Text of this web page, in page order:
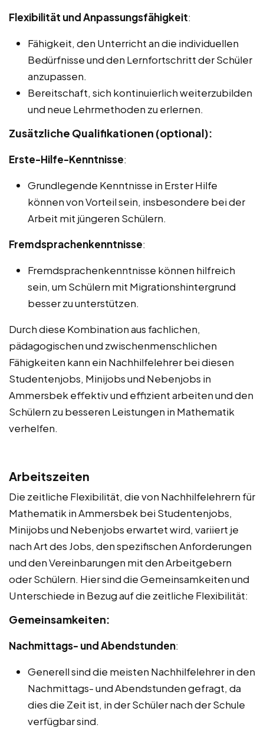
Flexibilität und Anpassungsfähigkeit:
Fähigkeit, den Unterricht an die individuellen
Bedürfnisse und den Lernfortschritt der Schüler
anzupassen.
Bereitschaft, sich kontinuierlich weiterzubilden
und neue Lehrmethoden zu erlernen.
Zusätzliche Qualifikationen (optional):
Erste-Hilfe-Kenntnisse:
Grundlegende Kenntnisse in Erster Hilfe
können von Vorteil sein, insbesondere bei der
Arbeit mit jüngeren Schülern.
Fremdsprachenkenntnisse:
Fremdsprachenkenntnisse können hilfreich
sein, um Schülern mit Migrationshintergrund
besser zu unterstützen.
Durch diese Kombination aus fachlichen,
pädagogischen und zwischenmenschlichen
Fähigkeiten kann ein Nachhilfelehrer bei diesen
Studentenjobs, Minijobs und Nebenjobs in
Ammersbek effektiv und effizient arbeiten und den
Schülern zu besseren Leistungen in Mathematik
verhelfen.
Arbeitszeiten
Die zeitliche Flexibilität, die von Nachhilfelehrern für
Mathematik in Ammersbek bei Studentenjobs,
Minijobs und Nebenjobs erwartet wird, variiert je
nach Art des Jobs, den spezifischen Anforderungen
und den Vereinbarungen mit den Arbeitgebern
oder Schülern. Hier sind die Gemeinsamkeiten und
Unterschiede in Bezug auf die zeitliche Flexibilität:
Gemeinsamkeiten:
Nachmittags- und Abendstunden:
Generell sind die meisten Nachhilfelehrer in den
Nachmittags- und Abendstunden gefragt, da
dies die Zeit ist, in der Schüler nach der Schule
verfügbar sind.